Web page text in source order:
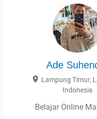
Ade
Lampung Timur,
Indonesia
Belajar Online